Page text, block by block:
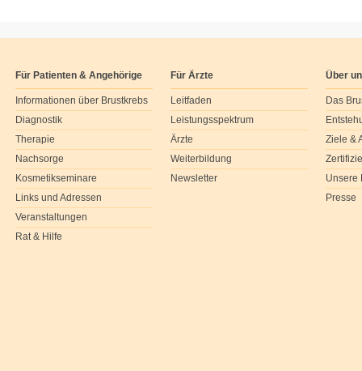
Für Patienten & Angehörige
Informationen über Brustkrebs
Diagnostik
Therapie
Nachsorge
Kosmetikseminare
Links und Adressen
Veranstaltungen
Rat & Hilfe
Für Ärzte
Leitfaden
Leistungsspektrum
Ärzte
Weiterbildung
Newsletter
Über
Das
Ziele &
Unsere
Presse